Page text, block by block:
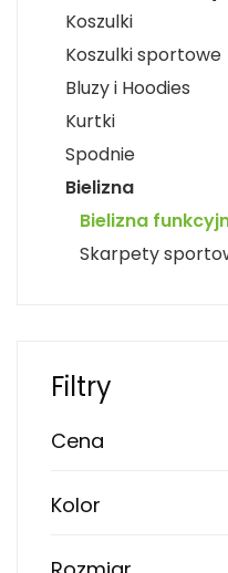
Koszulki
Koszulki sportowe
Bluzy i Hoodies
Kurtki
Spodnie
Bielizna
Bielizna
Skarpety
Filtry
Cena
Kolor